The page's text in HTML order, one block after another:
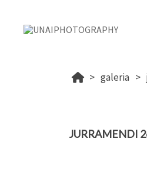
galeria
JURRAMENDI